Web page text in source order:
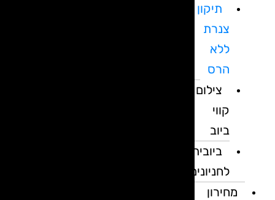
תיקון
צנרת
ללא
הרס
צילום
קווי
ביוב
ביובית
לחניונים
מחירון